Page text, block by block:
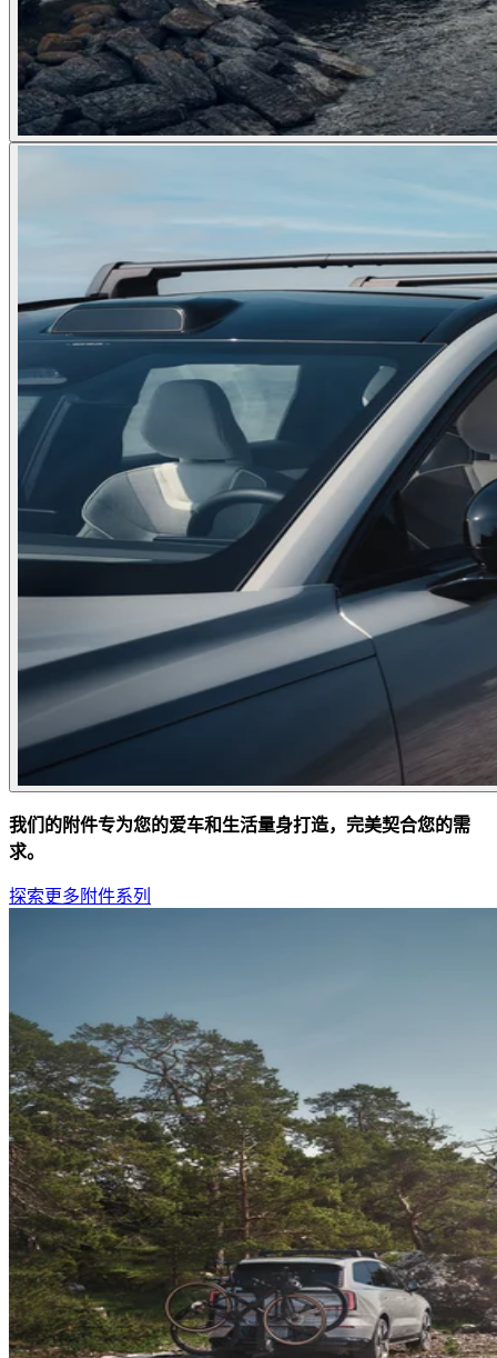
我们的附件专为您的爱车和生活量身打造，完美契合您的需
求。
探索更多附件系列